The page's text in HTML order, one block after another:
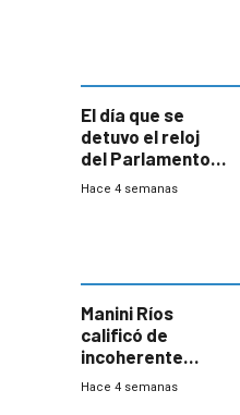
El día que se
detuvo el reloj
del Parlamento
para negociar
Hace 4 semanas
Manini Ríos
calificó de
incoherente
decisión de
Hace 4 semanas